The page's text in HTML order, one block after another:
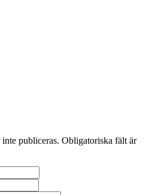
publiceras. Obligatoriska fält är